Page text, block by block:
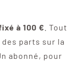
à 100 € . Tout
parts sur la
abonné, pour